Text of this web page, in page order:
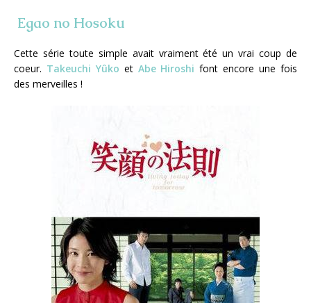
Egao no Hosoku
Cette série toute simple avait vraiment été un vrai coup de
coeur. Takeuchi Yûko et Abe Hiroshifont encore une fois
des merveilles !